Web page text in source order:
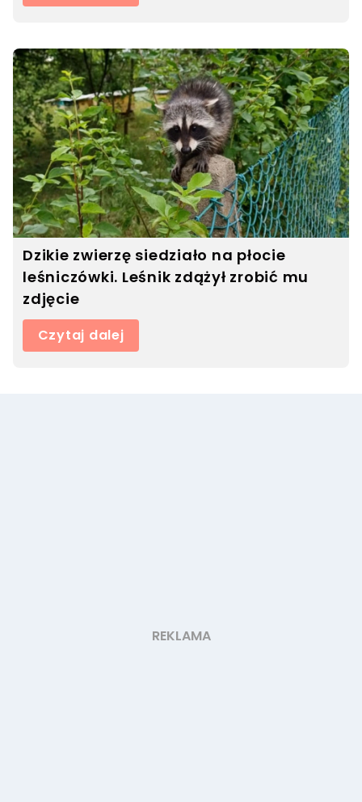
Dzikie zwierzę siedziało na płocie
leśniczówki. Leśnik zdążył zrobić mu
zdjęcie
Czytaj dalej